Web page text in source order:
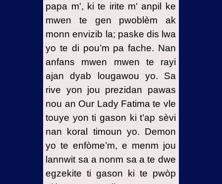
papa m', ki te irite m' anpil ke
mwen te gen pwoblèm ak
monn envizib la; paske dis lwa
yo te di pou’m pa fache. Nan
anfans mwen mwen te rayi
ajan dyab lougawou yo. Sa
rive yon jou prezidan pawas
nou an Our Lady Fatima te vle
touye yon ti gason ki t’ap sèvi
nan koral timoun yo. Demon
yo te enfòme’m, e menm jou
lannwit sa a nonm sa a te dwe
egzekite ti gason ki te pwòp